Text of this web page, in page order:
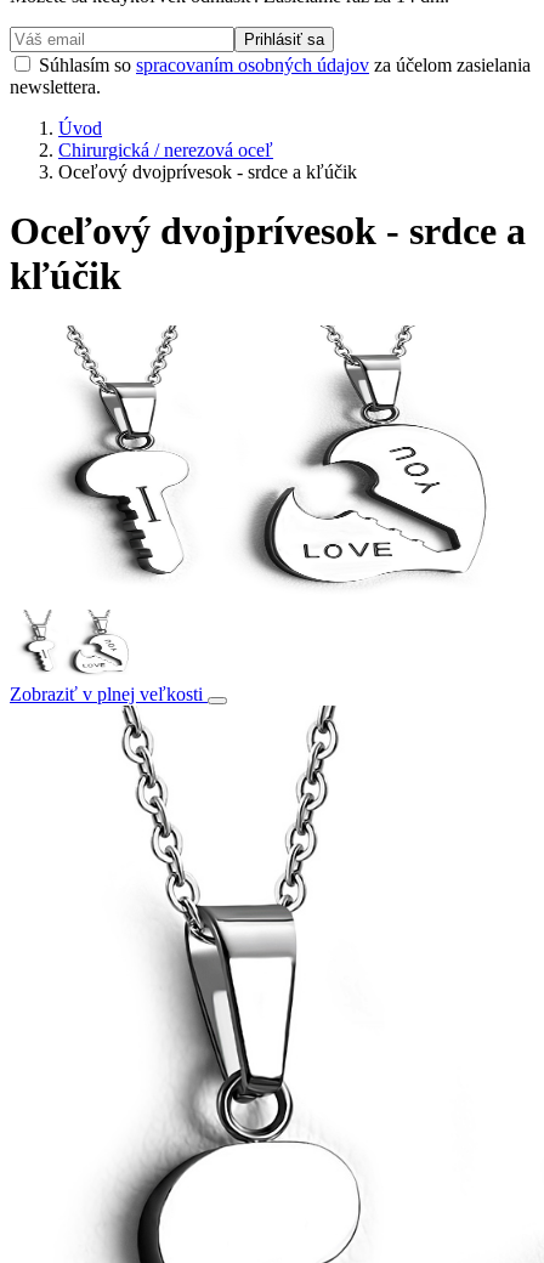
Prihlásiť sa
Súhlasím so spracovaním osobných údajov za účelom zasielania
newslettera.
Úvod
Chirurgická / nerezová oceľ
Oceľový dvojprívesok - srdce a kľúčik
Oceľový dvojprívesok - srdce a
kľúčik
Zobraziť v plnej veľkosti